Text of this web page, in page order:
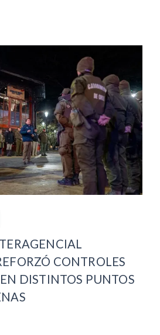
CONTROLES
DISTINTOS PUNTOS